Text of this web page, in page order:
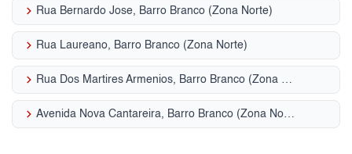
keyboard_arrow_right Rua Bernardo Jose, Barro Branco (Zona Norte)
keyboard_arrow_right Rua Laureano, Barro Branco (Zona Norte)
keyboard_arrow_right Rua Dos Martires Armenios, Barro Branco (Zona Norte)
keyboard_arrow_right Avenida Nova Cantareira, Barro Branco (Zona Norte)